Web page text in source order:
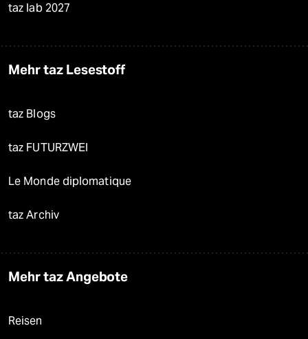
taz lab 2027
Mehr taz Lesestoff
taz Blogs
taz FUTURZWEI
Le Monde diplomatique
taz Archiv
Mehr taz Angebote
Reisen